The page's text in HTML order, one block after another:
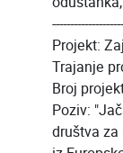
Projekt:
Trajanje
Broj
Poziv:
društva